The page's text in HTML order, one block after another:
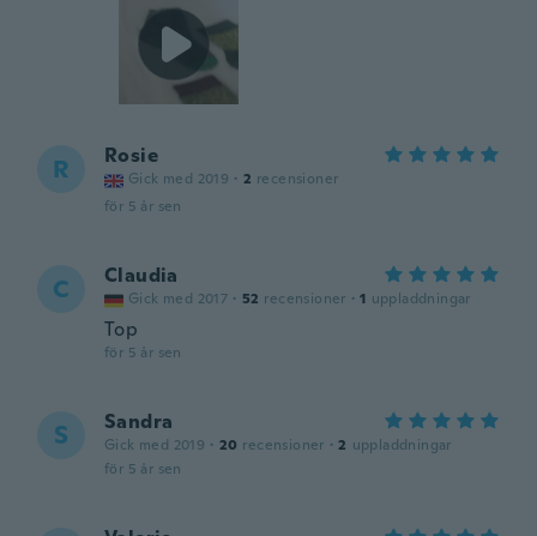
R Rosie
Gick med 2019 · 2 recensioner
för 5 år sen
C Claudia
Gick med 2017 · 52 recensioner · 1 uppladdningar
Top
för 5 år sen
S Sandra
Gick med 2019 · 20 recensioner · 2 uppladdningar
för 5 år sen